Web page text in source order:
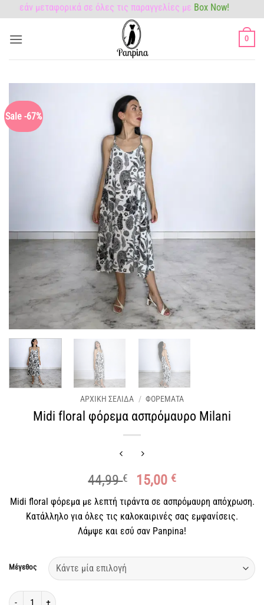
Μετάβαση
στο
περιεχόμενο
μεταφορικά σε όλες τις παραγγελίες με Box Now!
0
Sale -67%
ΑΡΧΙΚΉ ΣΕΛΊΔΑ / ΦΟΡΈΜΑΤΑ
Midi floral φόρεμα ασπρόμαυρο Milani
44,99€
Original
was:
44,99 €.
15,00 €Η
τρέχουσα
τιμή
είναι:
15,00 €.
Midi floral φόρεμα με λεπτή τιράντα σε ασπρόμαυρη απόχρωση.
Κατάλληλο για όλες τις καλοκαιρινές σας εμφανίσεις.
Λάμψε και εσύ σαν Panpina!
Μέγεθος
Midi floral φόρεμα ασπρόμαυρο Milani ποσότητα